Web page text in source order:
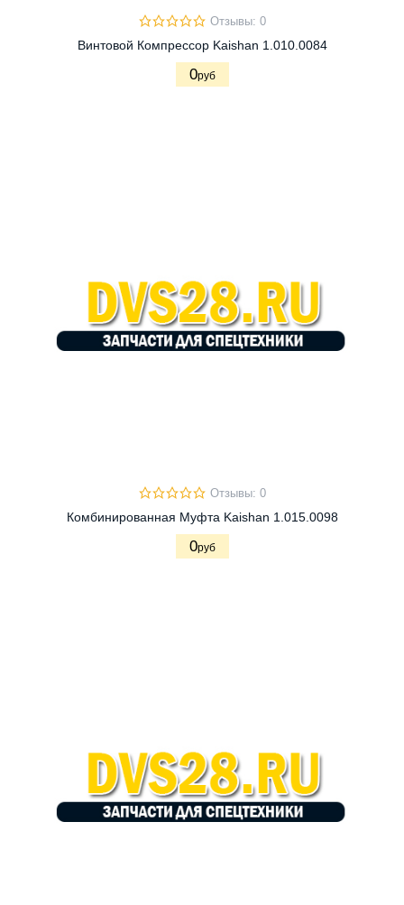
Отзывы: 0
Винтовой Компрессор Kaishan 1.010.0084
0руб
Отзывы: 0
Комбинированная Муфта Kaishan 1.015.0098
0руб